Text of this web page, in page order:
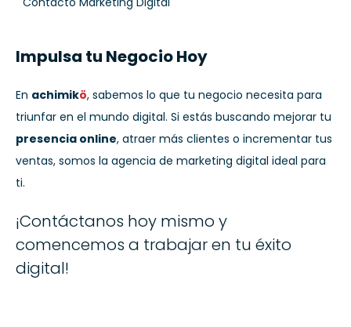
Impulsa tu Negocio Hoy
En achimikö, sabemos lo que tu negocio necesita para
triunfar en el mundo digital. Si estás buscando mejorar tu
presencia online, atraer más clientes o incrementar tus
ventas, somos la agencia de marketing digital ideal para
ti.
¡Contáctanos hoy mismo y
comencemos a trabajar en tu éxito
digital!